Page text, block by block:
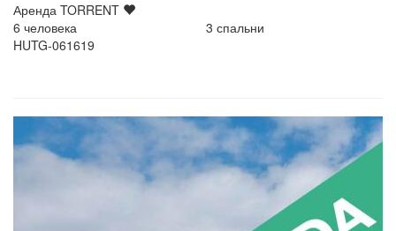
Аренда TORRENT
6 человека 3 спальни
HUTG-061619